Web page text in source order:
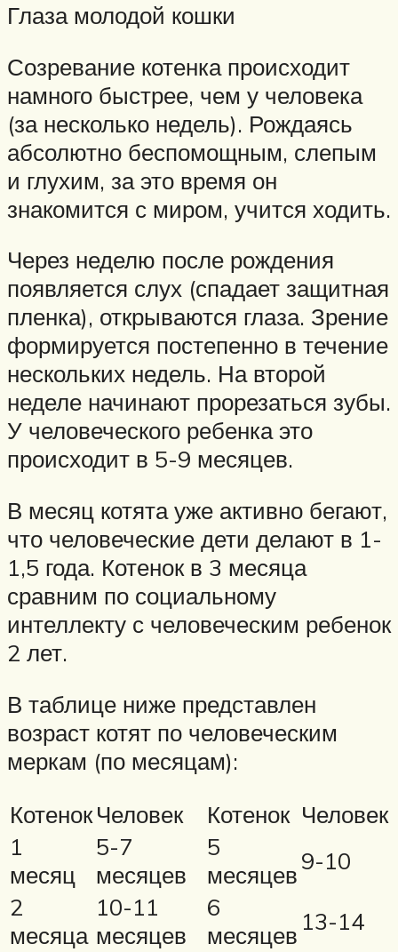
Глаза молодой кошки
Созревание котенка происходит
намного быстрее, чем у человека
(за несколько недель). Рождаясь
абсолютно беспомощным, слепым
и глухим, за это время он
знакомится с миром, учится ходить.
Через неделю после рождения
появляется слух (спадает защитная
пленка), открываются глаза. Зрение
формируется постепенно в течение
нескольких недель. На второй
неделе начинают прорезаться зубы.
У человеческого ребенка это
происходит в 5-9 месяцев.
В месяц котята уже активно бегают,
что человеческие дети делают в 1-
1,5 года. Котенок в 3 месяца
сравним по социальному
интеллекту с человеческим ребенок
2 лет.
В таблице ниже представлен
возраст котят по человеческим
меркам (по месяцам):
КотенокЧеловек Котенок Человек
1
месяц
5-7
месяцев
5
месяцев9-10
2
месяца
10-11
месяцев
6
месяцев 13-14